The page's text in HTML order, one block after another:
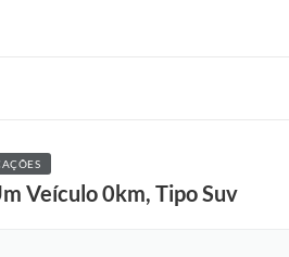
Veículo 0km, Tipo Suv